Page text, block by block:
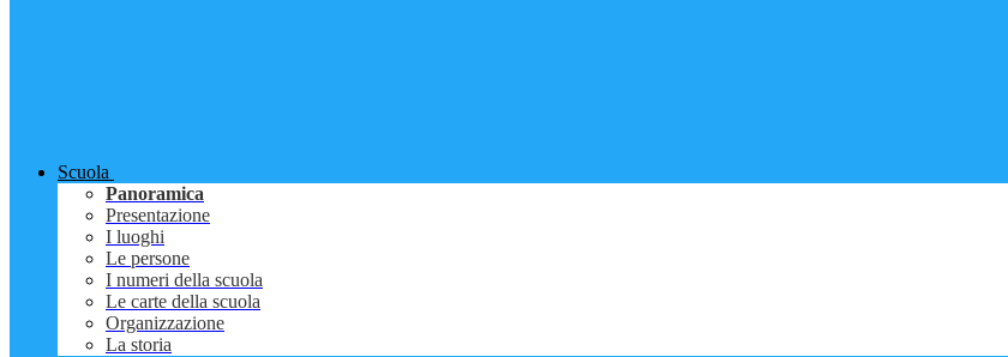
Scuola
Panoramica
Presentazione
I luoghi
Le persone
I numeri della scuola
Le carte della scuola
Organizzazione
La storia